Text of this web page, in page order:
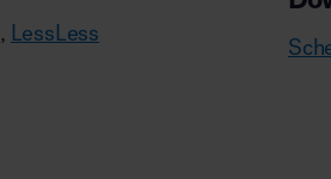
, LessLess